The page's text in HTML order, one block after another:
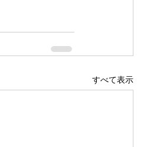
すべて表示